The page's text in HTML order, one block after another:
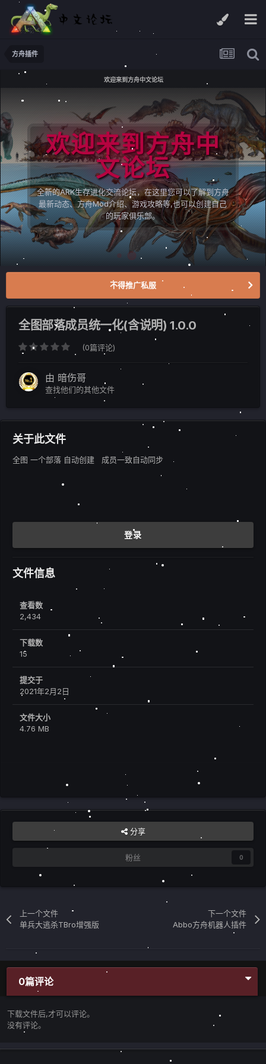
方舟插件
欢迎来到方舟中文论坛
欢迎来到方舟中
文论坛
全新的ARK生存进化交流论坛，在这里您可以了解到方舟
最新动态、方舟Mod介绍、游戏攻略等,也可以创建自己
的玩家俱乐部。
不得推广私服
全图部落成员统一化(含说明) 1.0.0
(0篇评论)
由 暗伤哥
查找他们的其他文件
关于此文件
全图 一个部落 自动创建 成员一致自动同步
登录
文件信息
查看数
2,434
下载数
15
提交于
2021年2月2日
文件大小
4.76 MB
分享
粉丝 0
上一个文件
单兵大逃杀TBro增强版
下一个文件
Abbo方舟机器人插件
0篇评论
下载文件后,才可以评论。
没有评论。